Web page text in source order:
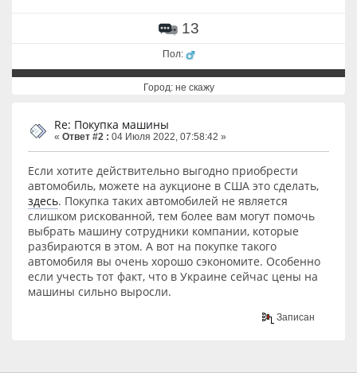
13
Пол:
Город: не скажу
Re: Покупка машины
« Ответ #2 : 04 Июля 2022, 07:58:42 »
Если хотите действительно выгодно приобрести
автомобиль, можете на аукционе в США это сделать,
здесь. Покупка таких автомобилей не является
слишком рискованной, тем более вам могут помочь
выбрать машину сотрудники компании, которые
разбираются в этом. А вот на покупке такого
автомобиля вы очень хорошо сэкономите. Особенно
если учесть тот факт, что в Украине сейчас цены на
машины сильно выросли.
Записан